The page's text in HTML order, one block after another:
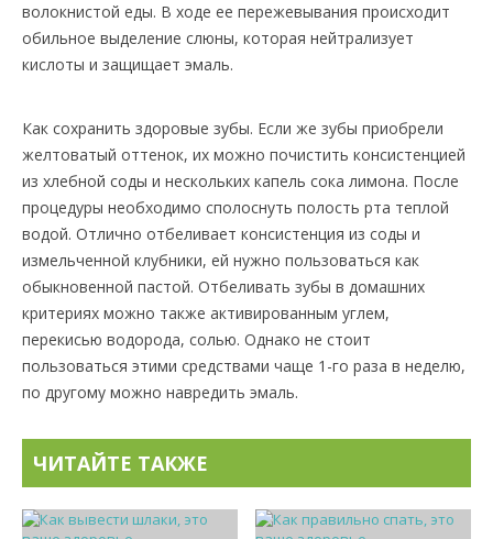
волокнистой еды. В ходе ее пережевывания происходит
обильное выделение слюны, которая нейтрализует
кислоты и защищает эмаль.
Как сохранить здоровые зубы. Если же зубы приобрели
желтоватый оттенок, их можно почистить консистенцией
из хлебной соды и нескольких капель сока лимона. После
процедуры необходимо сполоснуть полость рта теплой
водой. Отлично отбеливает консистенция из соды и
измельченной клубники, ей нужно пользоваться как
обыкновенной пастой. Отбеливать зубы в домашних
критериях можно также активированным углем,
перекисью водорода, солью. Однако не стоит
пользоваться этими средствами чаще 1-го раза в неделю,
по другому можно навредить эмаль.
ЧИТАЙТЕ ТАКЖЕ